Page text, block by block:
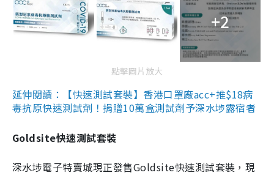
+2
點擊圖片放大
延伸閱讀：【快速測試套裝】香港口罩廠acc+推$18病
毒抗原快速測試劑！捐贈10萬盒測試劑予深水埗露宿者
Goldsite快速測試套裝
深水埗電子特賣城現正發售Goldsite快速測試套裝，現